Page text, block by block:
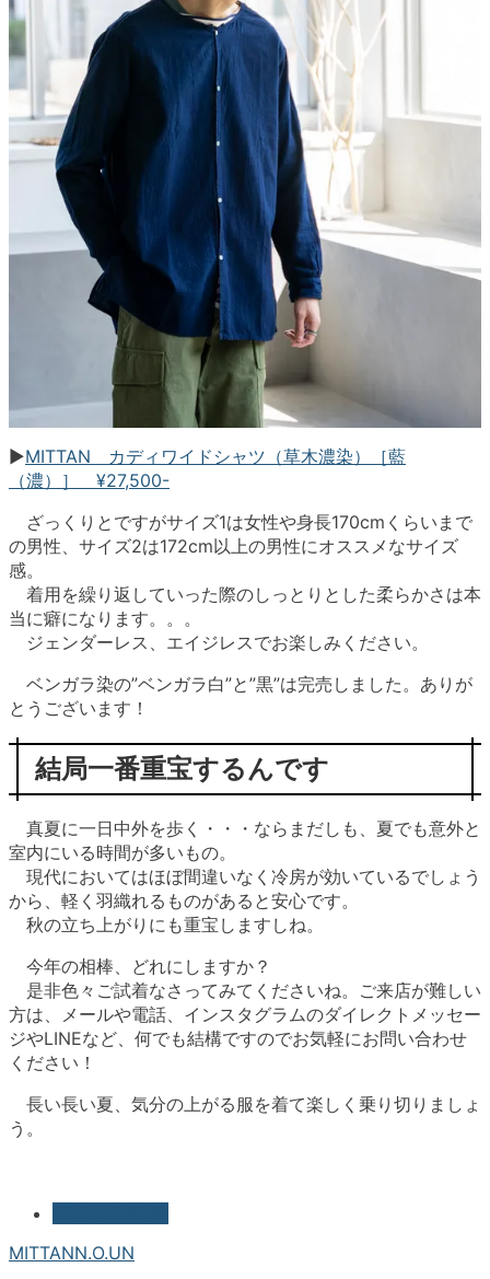
▶︎MITTAN カディワイドシャツ（草木濃染）［藍
（濃）］ ¥27,500-
ざっくりとですがサイズ1は女性や身長170cmくらいまで
の男性、サイズ2は172cm以上の男性にオススメなサイズ
感。
着用を繰り返していった際のしっとりとした柔らかさは本
当に癖になります。。。
ジェンダーレス、エイジレスでお楽しみください。
ベンガラ染の”ベンガラ白”と”黒”は完売しました。ありが
とうございます！
結局一番重宝するんです
真夏に一日中外を歩く・・・ならまだしも、夏でも意外と
室内にいる時間が多いもの。
現代においてはほぼ間違いなく冷房が効いているでしょう
から、軽く羽織れるものがあると安心です。
秋の立ち上がりにも重宝しますしね。
今年の相棒、どれにしますか？
是非色々ご試着なさってみてくださいね。ご来店が難しい
方は、メールや電話、インスタグラムのダイレクトメッセー
ジやLINEなど、何でも結構ですのでお気軽にお問い合わせ
ください！
長い長い夏、気分の上がる服を着て楽しく乗り切りましょ
う。
MITTANN.O.UN